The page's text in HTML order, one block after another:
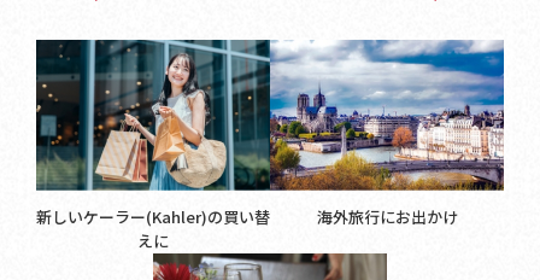
新しいケーラー(Kahler)の買い替
えに
海外旅行にお出かけ